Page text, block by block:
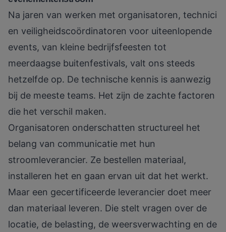
Na jaren van werken met organisatoren, technici
en veiligheidscoördinatoren voor uiteenlopende
events, van kleine bedrijfsfeesten tot
meerdaagse buitenfestivals, valt ons steeds
hetzelfde op. De technische kennis is aanwezig
bij de meeste teams. Het zijn de zachte factoren
die het verschil maken.
Organisatoren onderschatten structureel het
belang van communicatie met hun
stroomleverancier. Ze bestellen materiaal,
installeren het en gaan ervan uit dat het werkt.
Maar een gecertificeerde leverancier doet meer
dan materiaal leveren. Die stelt vragen over de
locatie, de belasting, de weersverwachting en de